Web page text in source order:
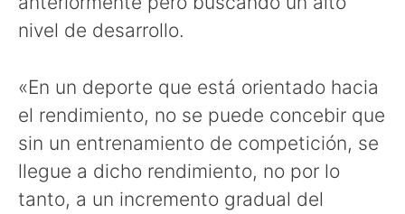
nivel de desarrollo.
«En un deporte que está orientado hacia
el rendimiento, no se puede concebir que
sin un entrenamiento de competición, se
llegue a dicho rendimiento, no por lo
tanto, a un incremento gradual del